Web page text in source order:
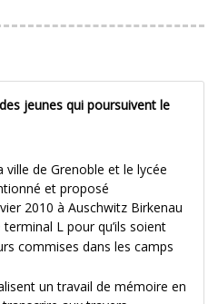
jeunes qui poursuivent le
de Grenoble et le lycée
et proposé
2010 à Auschwitz Birkenau
L pour qu’ils soient
commises dans les camps
un travail de mémoire en